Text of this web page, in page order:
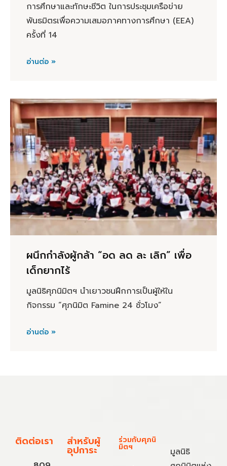
การศึกษาและทักษะชีวิต ในการประชุมเครือข่าย
พันธมิตรเพื่อความเสมอภาคทางการศึกษา (EEA)
ครั้งที่ 14
อ่านต่อ »
ผนึกกำลังผู้กล้า “อด ลด ละ เลิก” เพื่อ
เด็กยากไร้
มูลนิธิศุภนิมิตฯ นำเยาวชนฝึกการเป็นผู้ให้ใน
กิจกรรม “ศุภนิมิต Famine 24 ชั่วโมง”
อ่านต่อ »
ติดต่อเรา สำหรับผู้
อุปการะ
ร่วมกับศุภนิ
มิตฯ
มูลนิธิ